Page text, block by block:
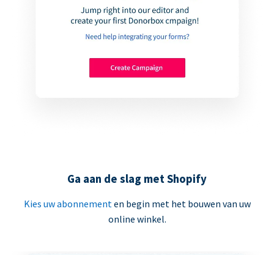
Ga aan de slag met Shopify
Kies uw abonnement en begin met het bouwen van uw
online winkel.